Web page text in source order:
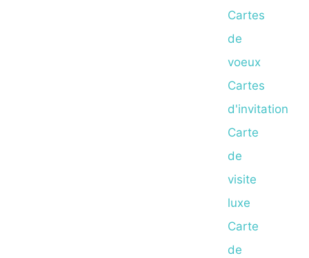
Cartes
de
voeux
Cartes
d'invitation
Carte
de
visite
luxe
Carte
de